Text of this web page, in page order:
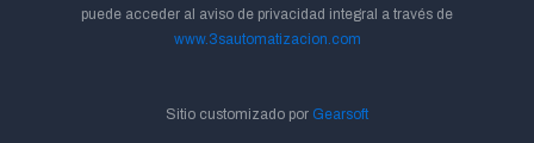
puede acceder al aviso de privacidad integral a través de
www.3sautomatizacion.com
Sitio customizado por Gearsoft